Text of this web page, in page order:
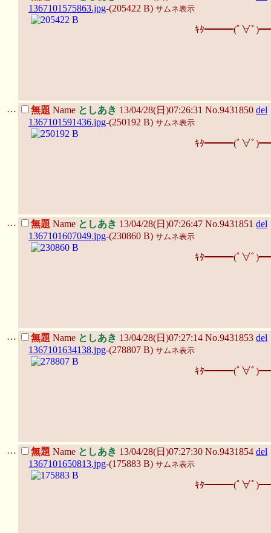
1367101575863.jpg-(205422 B) サムネ表示
ｷﾀ━━━(ﾟ∀ﾟ
… 無題 Name としあき 13/04/28(日)07:26:31 No.9431850 del
1367101591436.jpg-(250192 B) サムネ表示
ｷﾀ━━━(ﾟ∀ﾟ
… 無題 Name としあき 13/04/28(日)07:26:47 No.9431851 del
1367101607049.jpg-(230860 B) サムネ表示
ｷﾀ━━━(ﾟ∀ﾟ
… 無題 Name としあき 13/04/28(日)07:27:14 No.9431853 del
1367101634138.jpg-(278807 B) サムネ表示
ｷﾀ━━━(ﾟ∀ﾟ
… 無題 Name としあき 13/04/28(日)07:27:30 No.9431854 del
1367101650813.jpg-(175883 B) サムネ表示
ｷﾀ━━━(ﾟ∀ﾟ